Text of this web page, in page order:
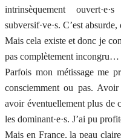
intrinsèquement
subversif·ve·s. C’est
Mais cela existe et donc je
pas complètement incongru…
Parfois mon métissage me
consciemment ou pas.
avoir éventuellement plus de
les dominant·e·s. J’ai pu
Mais en France, la peau